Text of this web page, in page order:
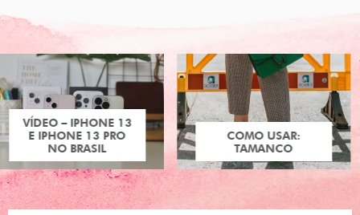
COMO USAR:
TAMANCO